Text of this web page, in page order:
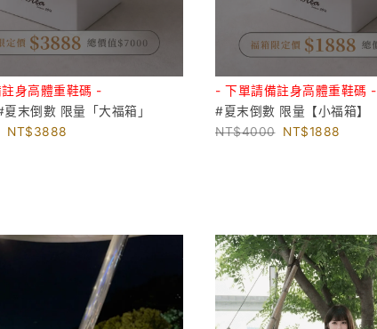
身高體重鞋碼 -
末倒數 限量「大福箱」
3888
- 下單請備註身高體重鞋碼 -
#夏末倒數 限量【小福箱】
4000
1888